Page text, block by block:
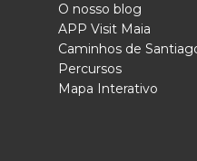
O nosso blog
APP Visit Maia
Caminhos de
Percursos
Mapa Interativo